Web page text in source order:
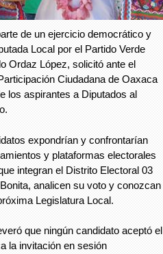
de un ejercicio democrático y
Local por el Partido Verde
Ordaz López, solicitó ante el
Ciudadana de Oaxaca
los aspirantes a Diputados al
expondrían y confrontarían
y plataformas electorales
integran el Distrito Electoral 03
analicen su voto y conozcan
Legislatura Local.
que ningún candidato aceptó el
la invitación en sesión